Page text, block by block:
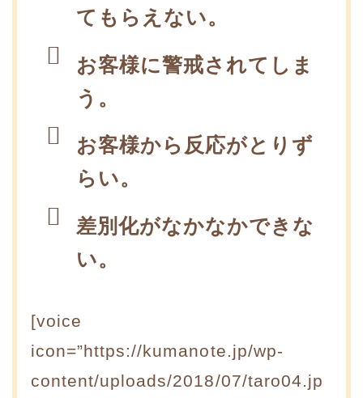
てもらえない。
お客様に警戒されてしま
う。
お客様から反応がとりず
らい。
差別化がなかなかできな
い。
[voice
icon=”https://kumanote.jp/wp-
content/uploads/2018/07/taro04.jp